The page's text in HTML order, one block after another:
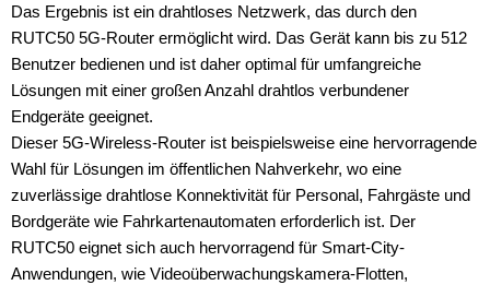
Das Ergebnis ist ein drahtloses Netzwerk, das durch den
RUTC50 5G-Router ermöglicht wird. Das Gerät kann bis zu 512
Benutzer bedienen und ist daher optimal für umfangreiche
Lösungen mit einer großen Anzahl drahtlos verbundener
Endgeräte geeignet.
Dieser 5G-Wireless-Router ist beispielsweise eine hervorragende
Wahl für Lösungen im öffentlichen Nahverkehr, wo eine
zuverlässige drahtlose Konnektivität für Personal, Fahrgäste und
Bordgeräte wie Fahrkartenautomaten erforderlich ist. Der
RUTC50 eignet sich auch hervorragend für Smart-City-
Anwendungen, wie Videoüberwachungskamera-Flotten,